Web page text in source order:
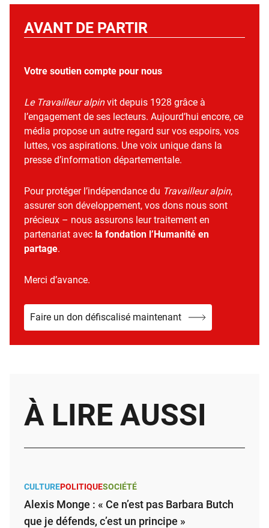
AVANT DE PARTIR
Votre soutien compte pour nous
Le Travailleur alpinvit depuis 1928 grâce à
l’engagement de ses lecteurs. Aujourd’hui encore, ce
média propose un autre regard sur vos espoirs, vos
luttes, vos aspirations. Une voix unique dans la
presse d’information départementale.
Pour protéger l’indépendance du Travailleur alpin,
assurer son développement, vos dons nous sont
précieux – nous assurons leur traitement en
partenariat avec la fondation l’Humanité en
partage.
Merci d’avance.
Faire un don défiscalisé maintenant
À LIRE AUSSI
CULTUREPOLITIQUESOCIÉTÉ
Alexis Monge : « Ce n’est pas Barbara Butch
que je défends, c’est un principe »